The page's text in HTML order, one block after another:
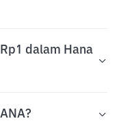
dalam Hana